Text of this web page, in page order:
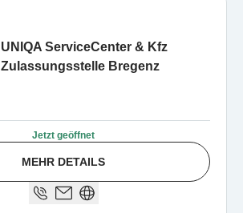
UNIQA ServiceCenter & Kfz
Zulassungsstelle Bregenz
Jetzt geöffnet
MEHR DETAILS